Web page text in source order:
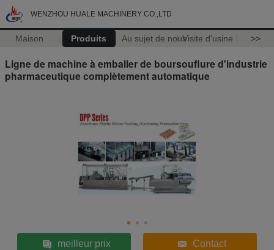
WENZHOU HUALE MACHINERY CO.,LTD
Maison Produits Au sujet de nousVisite d'usine >>
Ligne de machine à emballer de boursouflure d'industrie
pharmaceutique complètement automatique
meilleur prix Contact